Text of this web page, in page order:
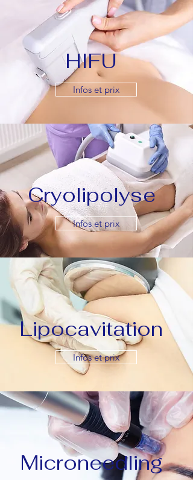
HIFU
Infos et prix
Cryolipolyse
Infos et prix
Lipocavitation
Infos et prix
Microneedling